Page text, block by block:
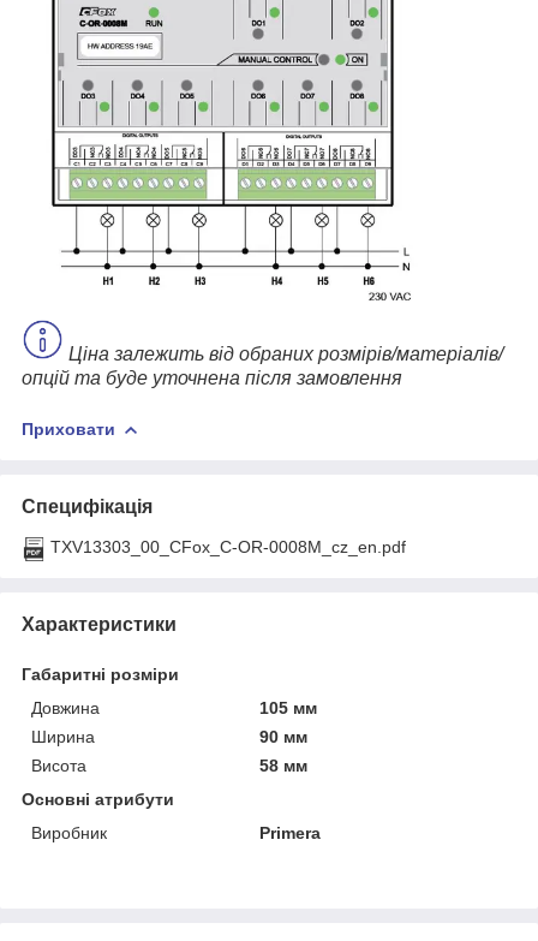
Ціна залежить від обраних розмірів/матеріалів/
опцій та буде уточнена після замовлення
Приховати
Специфікація
TXV13303_00_CFox_C-OR-0008M_cz_en.pdf
Характеристики
Габаритні розміри
Довжина
105 мм
Ширина
90 мм
Висота
58 мм
Основні атрибути
Виробник
Primera